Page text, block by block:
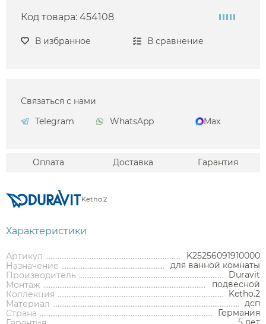
Код товара: 454108
В избранное В сравнение
Связаться с нами
Telegram
WhatsApp Max
Оплата Доставка Гарантия
Ketho.2
Характеристики
Артикул
K25256091910000
Назначение
для ванной комнаты
Производитель
Duravit
Монтаж
подвесной
Коллекция
Ketho.2
Материал
дсп
Страна
Германия